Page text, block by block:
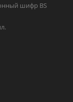
шифр BS